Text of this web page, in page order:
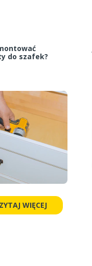
do szafek?
WIĘCEJ